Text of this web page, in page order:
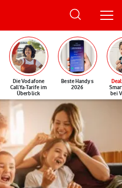
Die Vodafone
CallYa-Tarife im
Überblick
Beste Handys
2026
Deal
bei